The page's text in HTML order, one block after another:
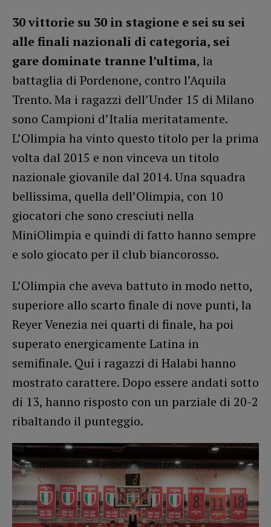
30 vittorie su 30 in stagione e sei su sei
alle finali nazionali di categoria, sei
gare dominate tranne l’ultima, la
battaglia di Pordenone, contro l’Aquila
Trento. Ma i ragazzi dell’Under 15 di Milano
sono Campioni d’Italia meritatamente.
L’Olimpia ha vinto questo titolo per la prima
volta dal 2015 e non vinceva un titolo
nazionale giovanile dal 2014. Una squadra
bellissima, quella dell’Olimpia, con 10
giocatori che sono cresciuti nella
MiniOlimpia e quindi di fatto hanno sempre
e solo giocato per il club biancorosso.
L’Olimpia che aveva battuto in modo netto,
superiore allo scarto finale di nove punti, la
Reyer Venezia nei quarti di finale, ha poi
superato energicamente Latina in
semifinale. Qui i ragazzi di Halabi hanno
mostrato carattere. Dopo essere andati sotto
di 13, hanno risposto con un parziale di 20-2
ribaltando il punteggio.